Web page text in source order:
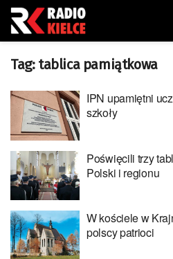
Tag: tablica pamiątkowa
IPN upamiętni
szkoły
Poświęcili trzy
Polski i regionu
W kościele w
polscy patrioci